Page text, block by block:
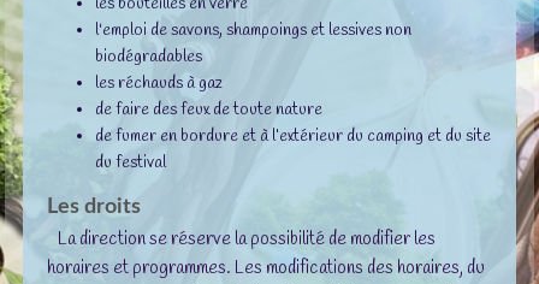
l'emploi de savons, shampoings et lessives non
biodégradables
les réchauds à gaz
de faire des feux de toute nature
de fumer en bordure et à l’extérieur du camping et du site
du festival
Les droits
La direction se réserve la possibilité de modifier les
horaires et programmes. Les modifications des horaires, du